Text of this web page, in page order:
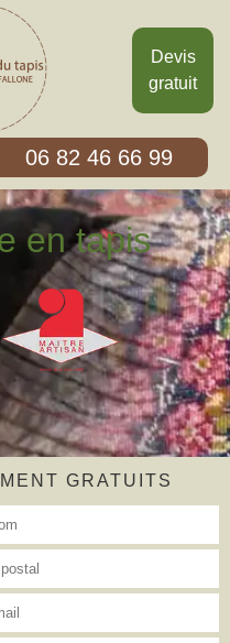
Devis
gratuit
06 82 46 66 99
en tapis
GRATUITS